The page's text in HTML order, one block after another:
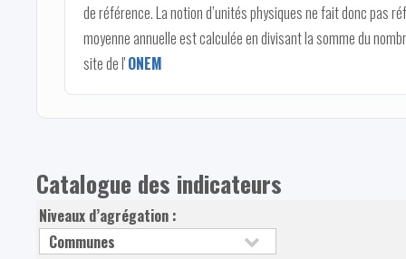
de référence. La notion d’unités physiques ne fait donc pas
moyenne annuelle est calculée en divisant la somme du
site de l'ONEM
Catalogue des indicateurs
Niveaux d’agrégation :